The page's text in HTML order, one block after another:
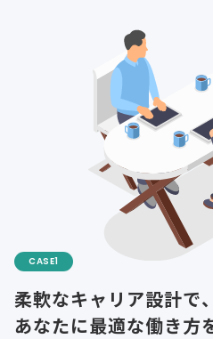
CASE
柔軟なキャリア設計で、
あなたに最適な働き方